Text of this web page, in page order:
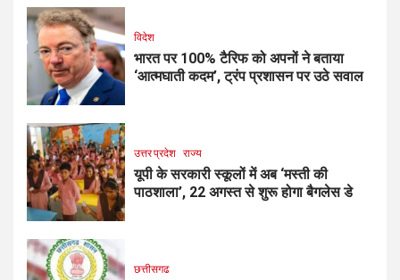
विदेश
भारत पर 100% टैरिफ को अपनों ने बताया
‘आत्मघाती कदम’, ट्रंप प्रशासन पर उठे सवाल
उत्तर प्रदेश राज्य
यूपी के सरकारी स्कूलों में अब ‘मस्ती की
पाठशाला’, 22 अगस्त से शुरू होगा बैगलेस डे
छत्तीसगढ